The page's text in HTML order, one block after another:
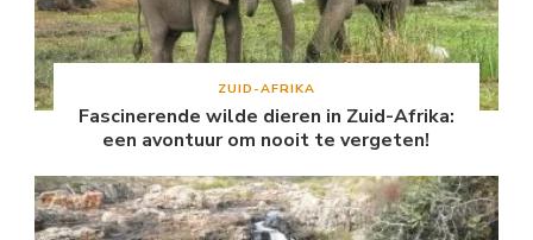
ZUID-AFRIKA
Fascinerende wilde dieren in Zuid-Afrika:
een avontuur om nooit te vergeten!